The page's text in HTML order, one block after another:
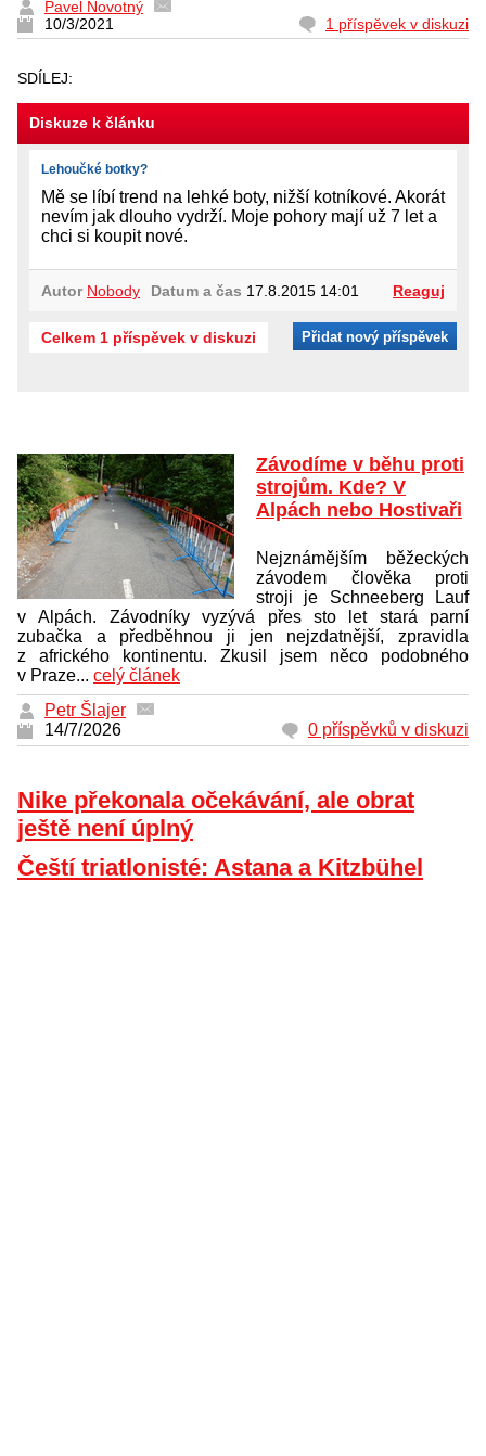
Pavel Novotný
10/3/2021
1 příspěvek v diskuzi
SDÍLEJ:
Diskuze k článku
Lehoučké botky?
Mě se líbí trend na lehké boty, nižší kotníkové. Akorát
nevím jak dlouho vydrží. Moje pohory mají už 7 let a
chci si koupit nové.
Autor Nobody Datum a čas 17.8.2015 14:01 Reaguj
Celkem 1 příspěvek v diskuzi Přidat nový příspěvek
Závodíme v běhu proti
strojům. Kde? V
Alpách nebo Hostivaři
Nejznámějším běžeckých
závodem člověka proti
stroji je Schneeberg Lauf
v Alpách. Závodníky vyzývá přes sto let stará parní
zubačka a předběhnou ji jen nejzdatnější, zpravidla
z afrického kontinentu. Zkusil jsem něco podobného
v Praze... celý článek
Petr Šlajer
14/7/2026
0 příspěvků v diskuzi
Nike překonala očekávání, ale obrat
ještě není úplný
Čeští triatlonisté: Astana a Kitzbühel